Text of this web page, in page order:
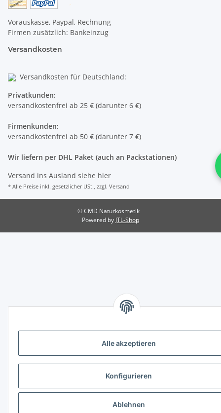
Alle akzeptieren
Konfigurieren
Ablehnen
Vorauskasse, Paypal, Rechnung
Firmen zusätzlich: Bankeinzug
Versandkosten
Versandkosten für Deutschland:
Privatkunden:
versandkostenfrei ab 25 € (darunter 6 €)
Firmenkunden:
versandkostenfrei ab 50 € (darunter 7 €)
Wir liefern per DHL Paket (auch an Packstationen)
Versand ins Ausland siehe hier
* Alle Preise inkl. gesetzlicher USt., zzgl. Versand
© CMD Naturkosmetik
Powered by JTL-Shop